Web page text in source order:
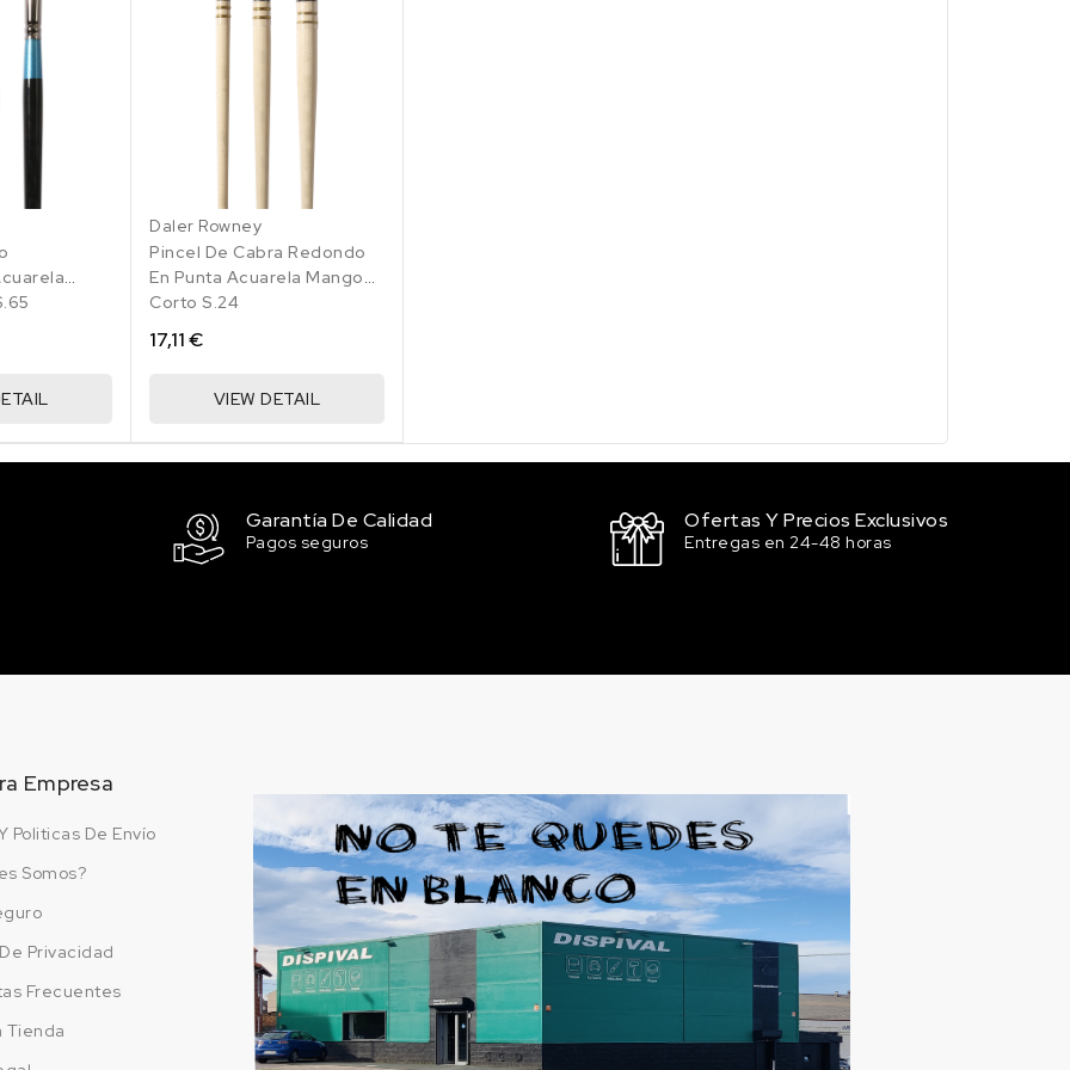
QUEMADA
251 SEPIA
338 EMERALD GREEN / VERDE
2.55 €
/ VERDE
DE
LAKE / LACA
ALIZARIN
3 en stock
/
527 LIGHT RED /
ROJO CLARO
1 en stock
Corto S.65
Daler Rowney
Pincel De Cabra Redondo
En Punta Acuarela Mango
Corto S.24
17,11 €
VIEW DETAIL
Garantía De Calidad
Pagos seguros
Ofertas Y Precios Exclusivos
Entregas en 24-48 horas
Empresa
Politicas De Envío
Somos?
Privacidad
Frecuentes
Tienda